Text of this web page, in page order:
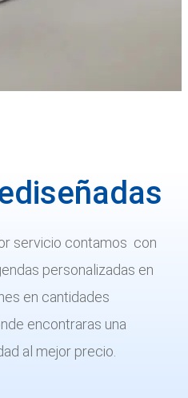
servicio contamos con
personalizadas en
en cantidades
encontraras una
al mejor precio.